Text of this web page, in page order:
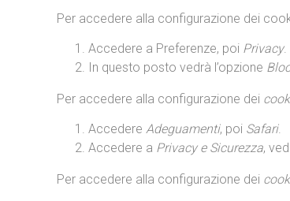
Per accedere alla configurazione dei
Accedere a Preferenze, poi Privacy.
In questo posto vedrà l’opzione
Per accedere alla configurazione dei
Accedere Adeguamenti, poi Safari.
Accedere a Privacy e Sicurezza,
Per accedere alla configurazione dei